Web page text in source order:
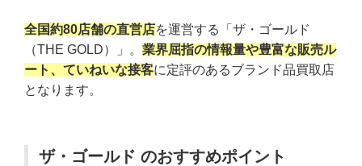
全国約80店舗の直営店を運営する「ザ・ゴールド
（THE GOLD）」。 業界屈指の情報量や豊富な販売ル
ート、ていねいな接客に定評のあるブランド品買取店
となります。
ザ・ゴールド のおすすめポイント